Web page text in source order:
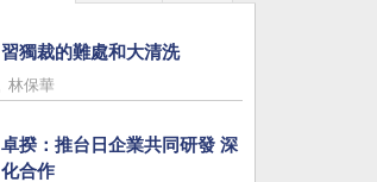
習獨裁的難處和大清洗
林保華
卓揆：推台日企業共同研發 深
化合作